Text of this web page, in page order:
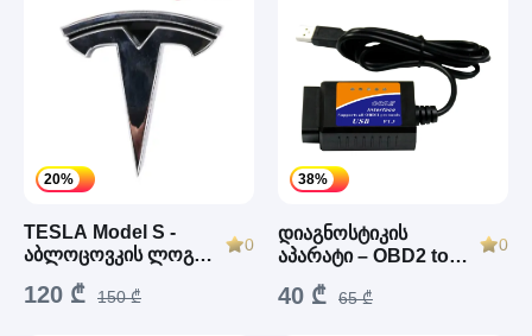
20%
TESLA Model S -
აბლოცოვკის ლოგო
0
120 ₾ 150 ₾
38%
დიაგნოსტიკის
აპარატი – OBD2 to
1)
0
40 ₾ 65 ₾